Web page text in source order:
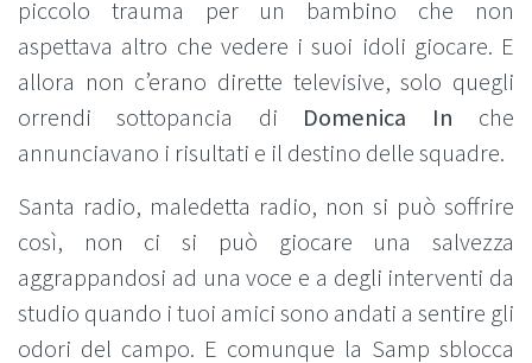
piccolo trauma per un bambino che non
aspettava altro che vedere i suoi idoli giocare. E
allora non c’erano dirette televisive, solo quegli
orrendi sottopancia di Domenica In che
annunciavano i risultati e il destino delle squadre.
Santa radio, maledetta radio, non si può soffrire
così, non ci si può giocare una salvezza
aggrappandosi ad una voce e a degli interventi da
studio quando i tuoi amici sono andati a sentire gli
odori del campo. E comunque la Samp sblocca